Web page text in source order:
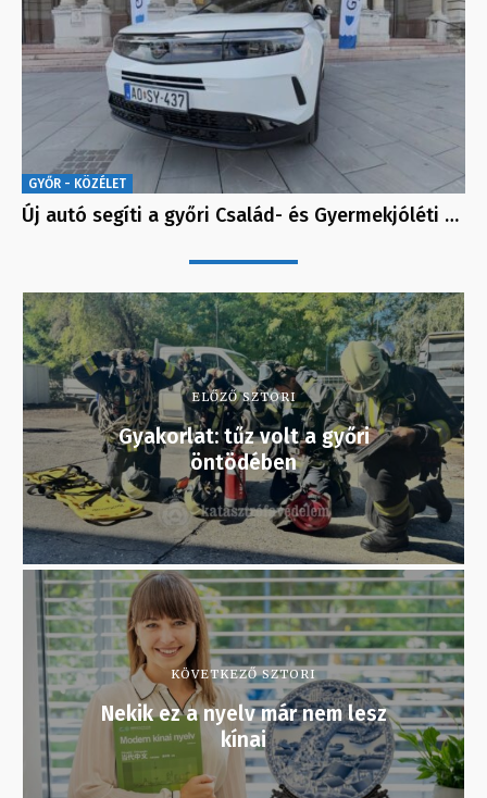
GYŐR - KÖZÉLET
Új autó segíti a győri Család- és Gyermekjóléti …
ELŐZŐ SZTORI
Gyakorlat: tűz volt a győri
öntödében
KÖVETKEZŐ SZTORI
Nekik ez a nyelv már nem lesz
kínai